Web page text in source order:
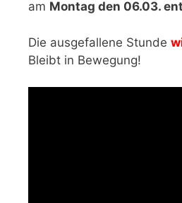
am Montag den 06.03.
Die ausgefallene Stunde
Bleibt in Bewegung!